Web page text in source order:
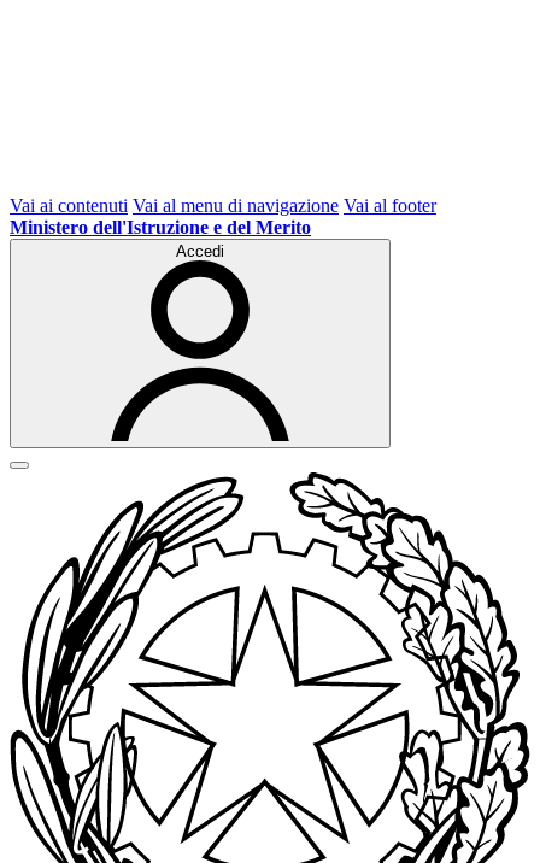
Vai ai contenuti Vai al menu di navigazione Vai al footer
Ministero dell'Istruzione e del Merito
Accedi